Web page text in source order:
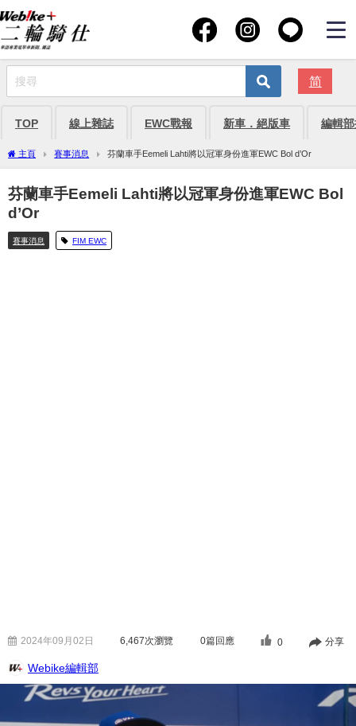
简
TOP 線上雜誌 EWC戰報 新車．絕版車 編輯
主頁 賽事消息 芬蘭車手Eemeli Lahti將以冠軍身份進軍EWC Bol d’Or
芬蘭車手Eemeli Lahti將以冠軍身份進軍EWC Bol
d’Or
賽事消息 FIM EWC
2024年09月02日 6,467次瀏覽 0篇回應 0 分享
Webike編輯部